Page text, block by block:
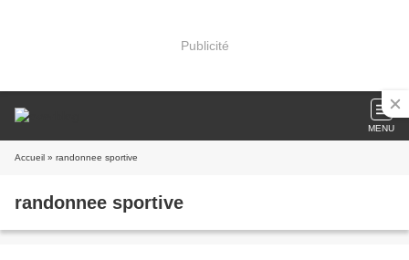
Publicité
MENU
Accueil » randonnee sportive
randonnee sportive